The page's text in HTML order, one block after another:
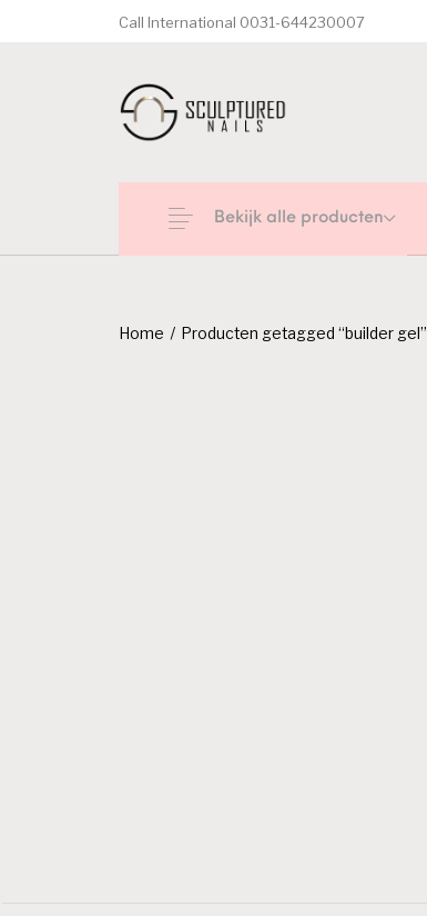
Call International 0031-644230007
Bekijk alle producten
Home / Producten getagged “builder gel”